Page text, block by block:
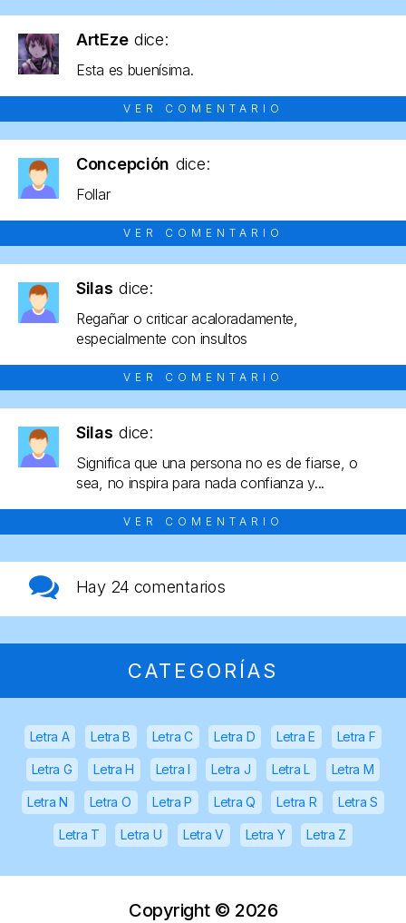
ArtEze dice:
Esta es buenísima.
VER COMENTARIO
Concepción dice:
Follar
VER COMENTARIO
Silas dice:
Regañar o criticar acaloradamente,
especialmente con insultos
VER COMENTARIO
Silas dice:
Significa que una persona no es de fiarse, o
sea, no inspira para nada confianza y...
VER COMENTARIO
Hay 24 comentarios
CATEGORÍAS
Letra A Letra B Letra C Letra D Letra E Letra F
Letra G Letra H Letra I Letra J Letra L Letra M
Letra N Letra O Letra P Letra Q Letra R Letra S
Letra T Letra U Letra V Letra Y Letra Z
Copyright © 2026